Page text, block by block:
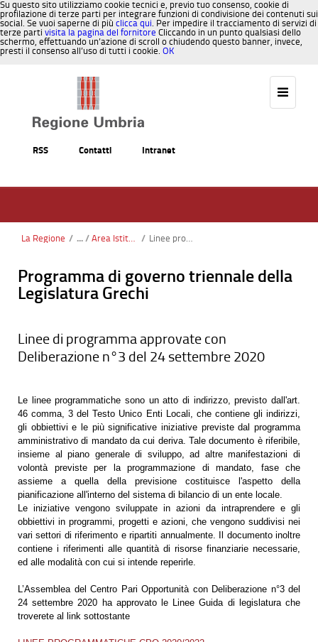
Su questo sito utilizziamo cookie tecnici e, previo tuo consenso, cookie di
profilazione di terze parti per integrare funzioni di condivisione dei contenuti sui
social. Se vuoi saperne di più clicca qui. Per impedire il tracciamento di servizi di
terze parti visita la pagina del fornitore Cliccando in un punto qualsiasi dello
schermo, effettuando un’azione di scroll o chiudendo questo banner, invece,
presti il consenso all’uso di tutti i cookie. OK
RSS Contatti Intranet
La Regione / Area Istituzionale / Linee programmatiche
Programma di governo triennale della
Legislatura Grechi
Linee di programma approvate con
Deliberazione n°3 del 24 settembre 2020
Le linee programmatiche sono un atto di indirizzo, previsto dall'art.
46 comma, 3 del Testo Unico Enti Locali, che contiene gli indirizzi,
gli obbiettivi e le più significative iniziative previste dal programma
amministrativo di mandato da cui deriva. Tale documento è riferibile,
insieme al piano generale di sviluppo, ad altre manifestazioni di
volontà previste per la programmazione di mandato, fase che
assieme a quella della previsione costituisce l'aspetto della
pianificazione all'interno del sistema di bilancio di un ente locale.
Le iniziative vengono sviluppate in azioni da intraprendere e gli
obbiettivi in programmi, progetti e azioni, che vengono suddivisi nei
vari settori di riferimento e ripartiti annualmente. Il documento inoltre
contiene i riferimenti alle quantità di risorse finanziarie necessarie,
ed alle modalità con cui si intende reperirle.
L’Assemblea del Centro Pari Opportunità con Deliberazione n°3 del
24 settembre 2020 ha approvato le Linee Guida di legislatura che
troverete al link sottostante